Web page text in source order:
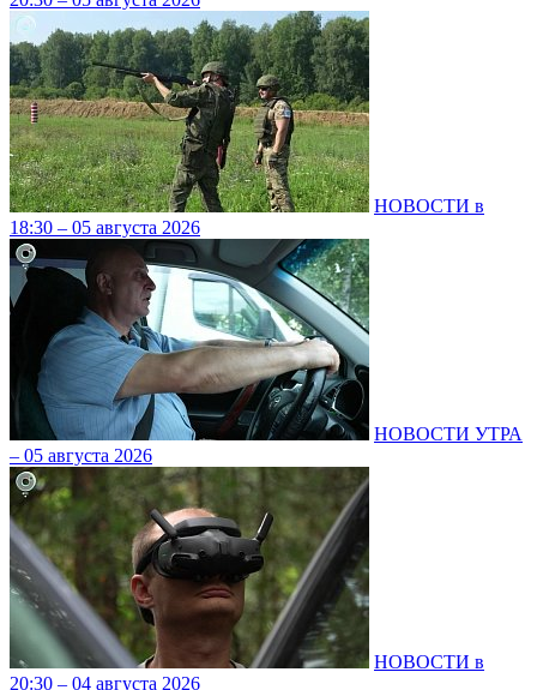
НОВОСТИ в
18:30 – 05 августа 2026
НОВОСТИ УТРА
– 05 августа 2026
НОВОСТИ в
20:30 – 04 августа 2026